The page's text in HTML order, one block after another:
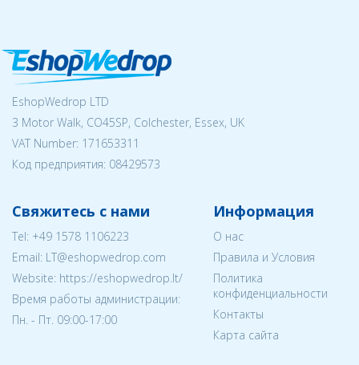
EshopWedrop LTD
3 Motor Walk, CO45SP, Colchester, Essex, UK
VAT Number: 171653311
Код предприятия: 08429573
Свяжитесь с нами
Tel: +49 1578 1106223
Email: LT@eshopwedrop.com
Website: https://eshopwedrop.lt/
Время работы администрации:
Пн. - Пт. 09:00-17:00
Информация
О нас
Правила и Условия
Политика
конфиденциальности
Контакты
Карта сайта